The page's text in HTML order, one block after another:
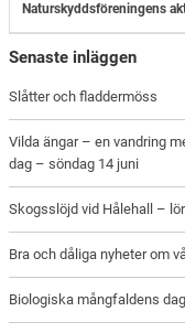
Naturskyddsföreningens
Senaste inläggen
Slåtter och fladdermöss
Vilda ängar – en vandring
dag – söndag 14 juni
Skogsslöjd vid Hålehall –
Bra och dåliga nyheter om
Biologiska mångfaldens